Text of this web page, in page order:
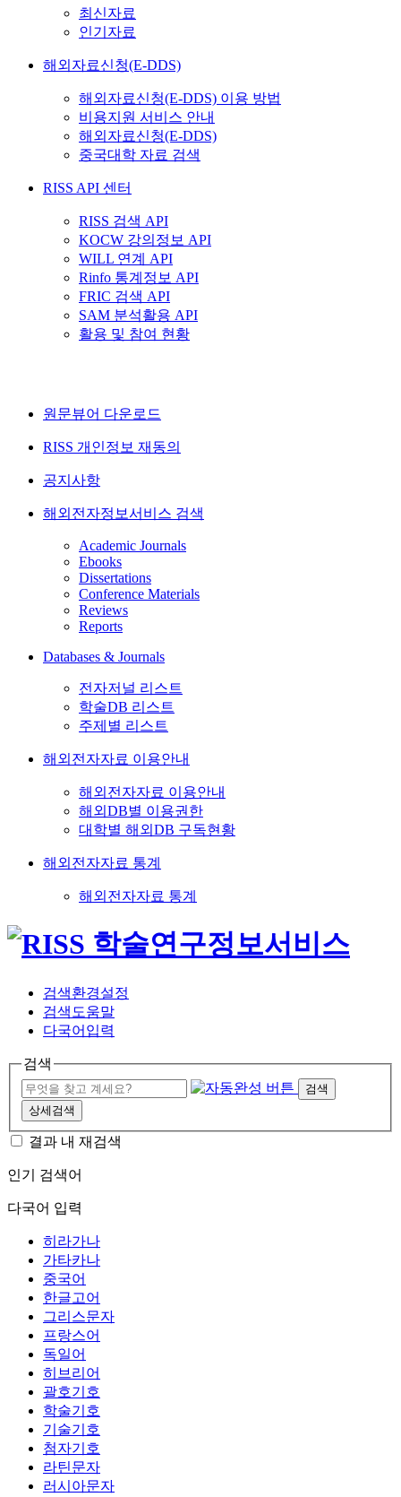
최신자료
인기자료
해외자료신청(E-DDS)
해외자료신청(E-DDS) 이용 방법
비용지원 서비스 안내
해외자료신청(E-DDS)
중국대학 자료 검색
RISS API 센터
RISS 검색 API
KOCW 강의정보 API
WILL 연계 API
Rinfo 통계정보 API
FRIC 검색 API
SAM 분석활용 API
활용 및 참여 현황
원문뷰어 다운로드
RISS 개인정보 재동의
공지사항
해외전자정보서비스 검색
Academic Journals
Ebooks
Dissertations
Conference Materials
Reviews
Reports
Databases & Journals
전자저널 리스트
학술DB 리스트
주제별 리스트
해외전자자료 이용안내
해외전자자료 이용안내
해외DB별 이용권한
대학별 해외DB 구독현황
해외전자자료 통계
해외전자자료 통계
검색환경설정
검색도움말
다국어입력
검색
검색
상세검색
결과 내 재검색
인기 검색어
다국어 입력
히라가나
가타카나
중국어
한글고어
그리스문자
프랑스어
독일어
히브리어
괄호기호
학술기호
기술기호
첨자기호
라틴문자
러시아문자